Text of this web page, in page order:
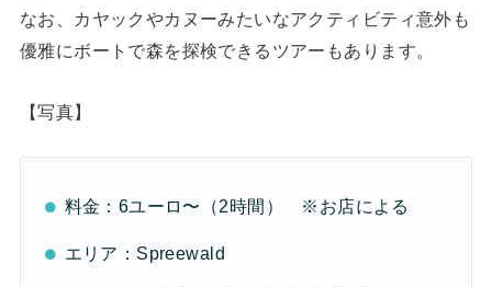
なお、カヤックやカヌーみたいなアクティビティ意外も
優雅にボートで森を探検できるツアーもあります。
【写真】
料金：6ユーロ〜（2時間） ※お店による
エリア：Spreewald